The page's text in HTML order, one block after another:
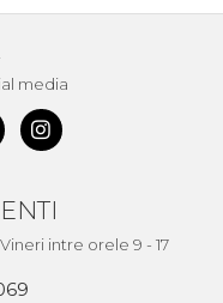
media
intre orele 9 - 17